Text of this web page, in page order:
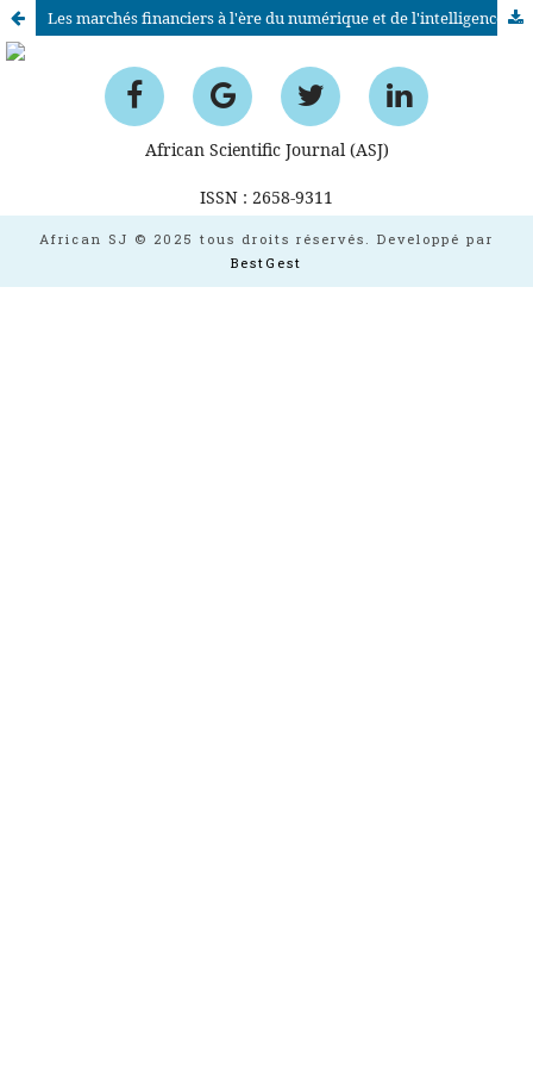
Les marchés financiers à l'ère du numérique et de l'intelligence artificielle, émergence et articulation
African Scientific Journal (ASJ)
ISSN : 2658-9311
African SJ © 2025 tous droits réservés. Developpé par
BestGest